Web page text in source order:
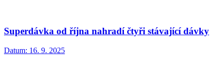
Superdávka od října nahradí čtyři stávající dávky
Datum: 16. 9. 2025